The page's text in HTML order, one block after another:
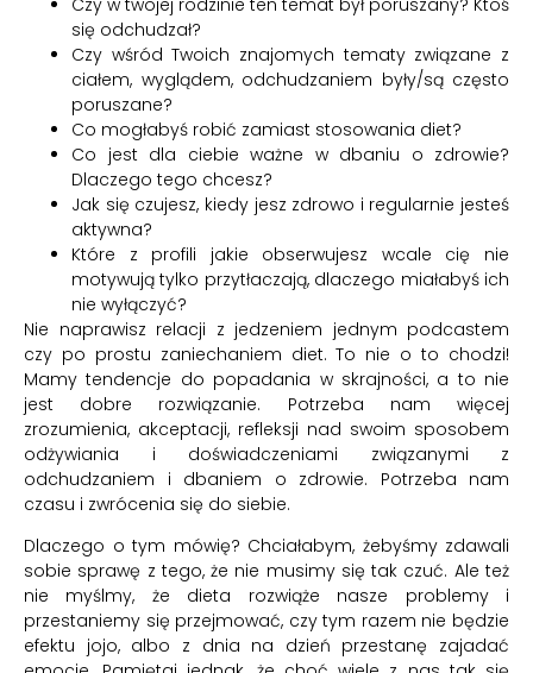
się odchudzał?
Czy wśród Twoich znajomych tematy związane z
ciałem, wyglądem, odchudzaniem były/są często
poruszane?
Co mogłabyś robić zamiast stosowania diet?
Co jest dla ciebie ważne w dbaniu o zdrowie?
Dlaczego tego chcesz?
Jak się czujesz, kiedy jesz zdrowo i regularnie jesteś
aktywna?
Które z profili jakie obserwujesz wcale cię nie
motywują tylko przytłaczają, dlaczego miałabyś ich
nie wyłączyć?
Nie naprawisz relacji z jedzeniem jednym podcastem
czy po prostu zaniechaniem diet. To nie o to chodzi!
Mamy tendencje do popadania w skrajności, a to nie
jest dobre rozwiązanie. Potrzeba nam więcej
zrozumienia, akceptacji, refleksji nad swoim sposobem
odżywiania i doświadczeniami związanymi z
odchudzaniem i dbaniem o zdrowie. Potrzeba nam
czasu i zwrócenia się do siebie.
Dlaczego o tym mówię? Chciałabym, żebyśmy zdawali
sobie sprawę z tego, że nie musimy się tak czuć. Ale też
nie myślmy, że dieta rozwiąże nasze problemy i
przestaniemy się przejmować, czy tym razem nie będzie
efektu jojo, albo z dnia na dzień przestanę zajadać